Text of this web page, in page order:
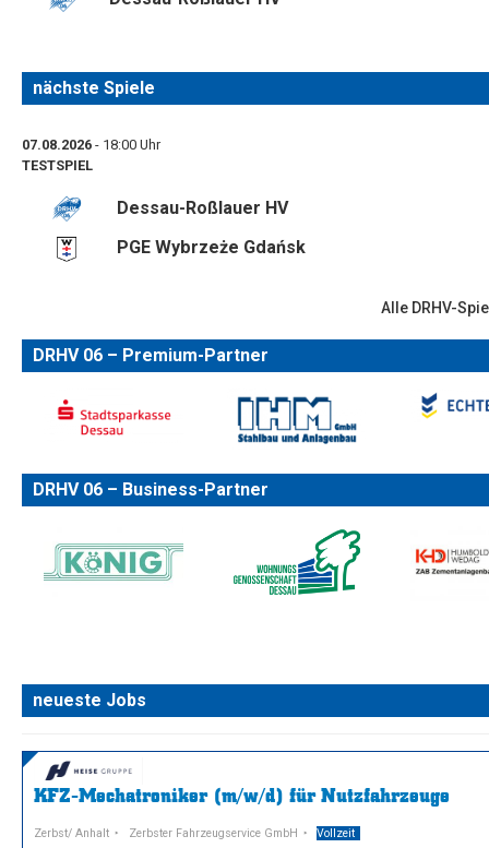
nächste Spiele
07.08.2026 - 18:00 Uhr
TESTSPIEL
Dessau-Roßlauer HV
PGE Wybrzeże Gdańsk
Alle DRHV-
DRHV 06 – Premium-Partner
DRHV 06 – Business-Partner
neueste Jobs
KFZ-Mechatroniker (m/w/d) für Nutzfahrzeuge
Zerbst/ Anhalt Zerbster Fahrzeugservice GmbH Vollzeit